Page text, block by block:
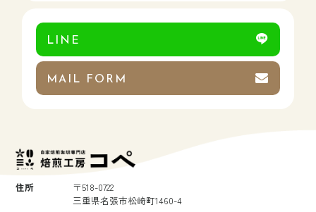
LINE
MAIL FORM
住所
〒518-0722
三重県名張市松崎町1460-4